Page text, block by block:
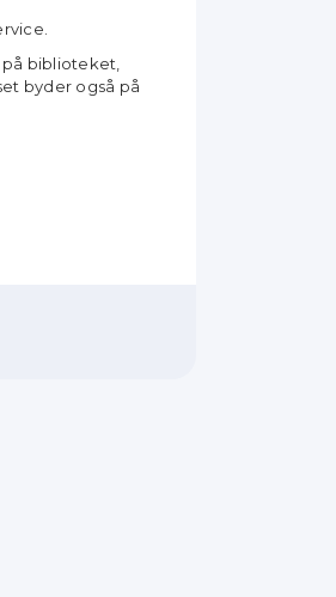
biblioteket,
byder også på